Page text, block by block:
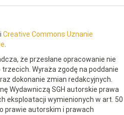
Creative Commons Uznanie
że przesłane opracowanie nie
Wyraża zgodę na poddanie
dokonanie zmian redakcyjnych.
Wydawniczą SGH autorskie prawa
eksploatacji wymienionych w art. 50
prawie autorskim i prawach